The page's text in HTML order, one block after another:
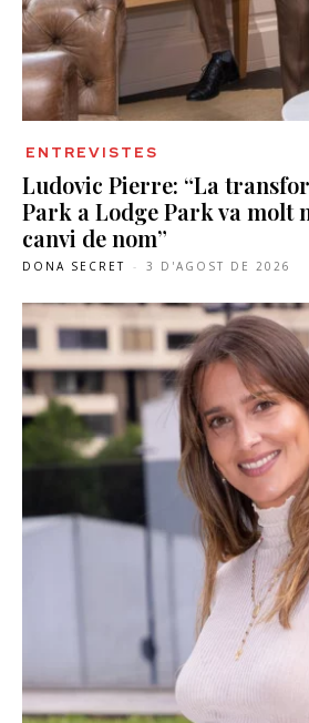
ENTREVISTES
Ludovic Pierre: “La
Park a Lodge Park va molt
canvi de nom”
DONA SECRET - 3 D'AGOST DE 2026